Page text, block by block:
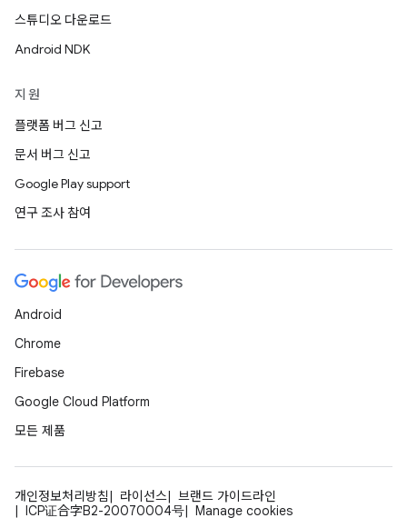
스튜디오 다운로드
Android NDK
지원
플랫폼 버그 신고
문서 버그 신고
Google Play support
연구 조사 참여
Android
Chrome
Firebase
Google Cloud Platform
모든 제품
개인정보처리방침 라이선스
브랜드 가이드라인
ICP证合字B2-20070004号
Manage cookies